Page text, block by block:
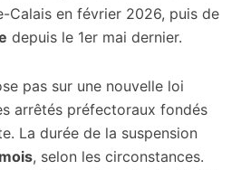
Calais en février 2026, puis de
depuis le 1er mai dernier.
pas sur une nouvelle loi
arrêtés préfectoraux fondés
La durée de la suspension
, selon les circonstances.